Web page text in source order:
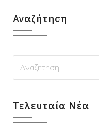
Αναζήτηση
Τελευταία Νέα